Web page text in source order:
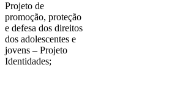
Projeto de
promoção, proteção
e defesa dos direitos
dos adolescentes e
jovens – Projeto
Identidades;